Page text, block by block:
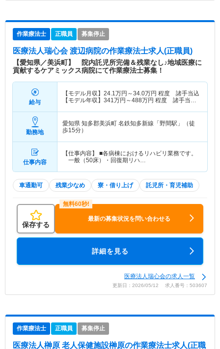
作業療法士 正職員 募集停止
医療法人瑞心会 渡辺病院の作業療法士求人(正職員)
【愛知県／美浜町】 院内託児所完備＆残業なし♪地域医療に
貢献するケアミックス病院にて作業療法士募集！
給与
【モデル月収】 24.1万円～34.0万円 程度 諸手当込
【モデル年収】 341万円～488万円 程度 諸手当・
勤務地
愛知県 知多郡美浜町 名鉄知多新線「野間駅」（徒
歩15分）
仕事内容
【仕事内容】 ■各病棟におけるリハビリ業務です。
一般（50床）・回復期リハ…
車通勤可 残業少なめ 寮・借り上げ 託児所・育児補助
保存する
最新の募集状況を問い合わせる
詳細を見る
医療法人瑞心会の求人一覧
更新日：2026/05/12 求人番号：503607
作業療法士 正職員 募集停止
医療法人榊原 老人保健施設榊原の作業療法士求人(正職